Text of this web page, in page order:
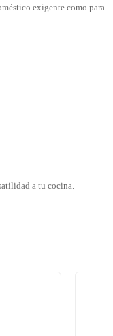
exigente como para
a tu cocina.